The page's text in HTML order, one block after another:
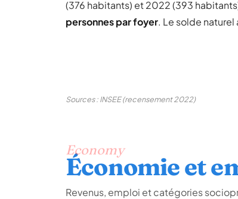
(376 habitants) et 2022 (393
personnes par foyer. Le solde naturel
Sources : INSEE (recensement 2022)
Economy
Économie et
Revenus, emploi et catégories